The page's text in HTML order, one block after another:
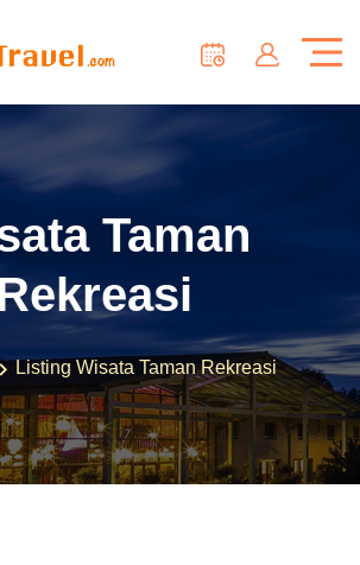
Taman
Listing Wisata Taman Rekreasi